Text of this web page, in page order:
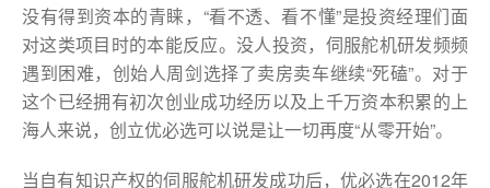
没有得到资本的青睐，“看不透、看不懂”是投资经理们面
对这类项目时的本能反应。没人投资，伺服舵机研发频频
遇到困难，创始人周剑选择了卖房卖车继续“死磕”。对于
这个已经拥有初次创业成功经历以及上千万资本积累的上
海人来说，创立优必选可以说是让一切再度“从零开始”。
当自有知识产权的伺服舵机研发成功后，优必选在2012年